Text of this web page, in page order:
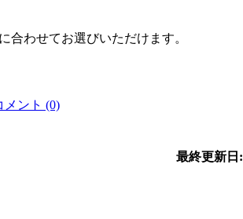
わせてお選びいただけます。
メント (0)
最終更新日: